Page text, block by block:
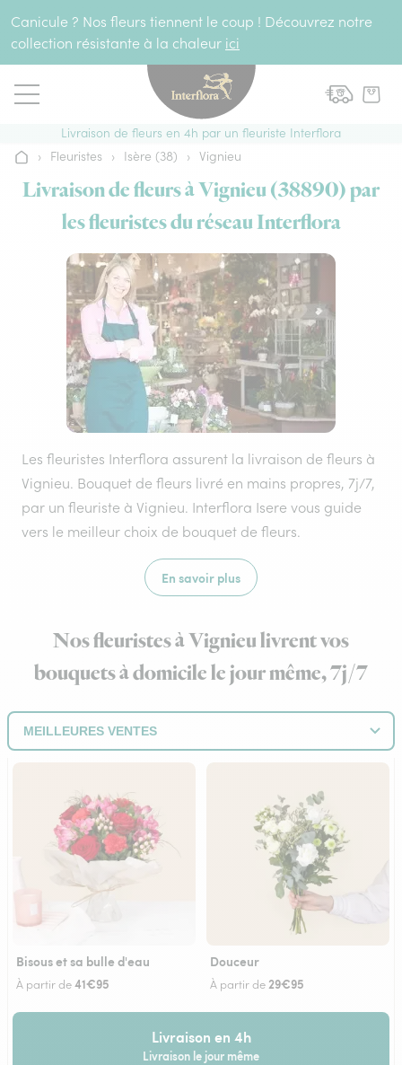
Canicule ? Nos fleurs tiennent le coup ! Découvrez notre
collection résistante à la chaleur ici
Livraison de fleurs en 4h par un fleuriste Interflora
Accueil
› Fleuristes › Isère (38) › Vignieu
Livraison de fleurs à Vignieu (38890) par
les fleuristes du réseau Interflora
Les fleuristes Interflora assurent la livraison de fleurs à
Vignieu. Bouquet de fleurs livré en mains propres, 7j/7,
par un fleuriste à Vignieu. Interflora Isere vous guide
vers le meilleur choix de bouquet de fleurs.
En savoir plus
Nos fleuristes à Vignieu livrent vos
bouquets à domicile le jour même, 7j/7
Bisous et sa bulle d'eau
À partir de41€95
Douceur
À partir de 29€95
Livraison en 4h
Livraison le jour même